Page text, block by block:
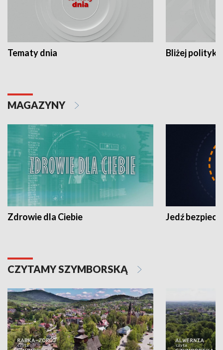
Tematy dnia Bliżej polityki
MAGAZYNY
Zdrowie dla Ciebie Jedź
CZYTAMY SZYMBORSKĄ